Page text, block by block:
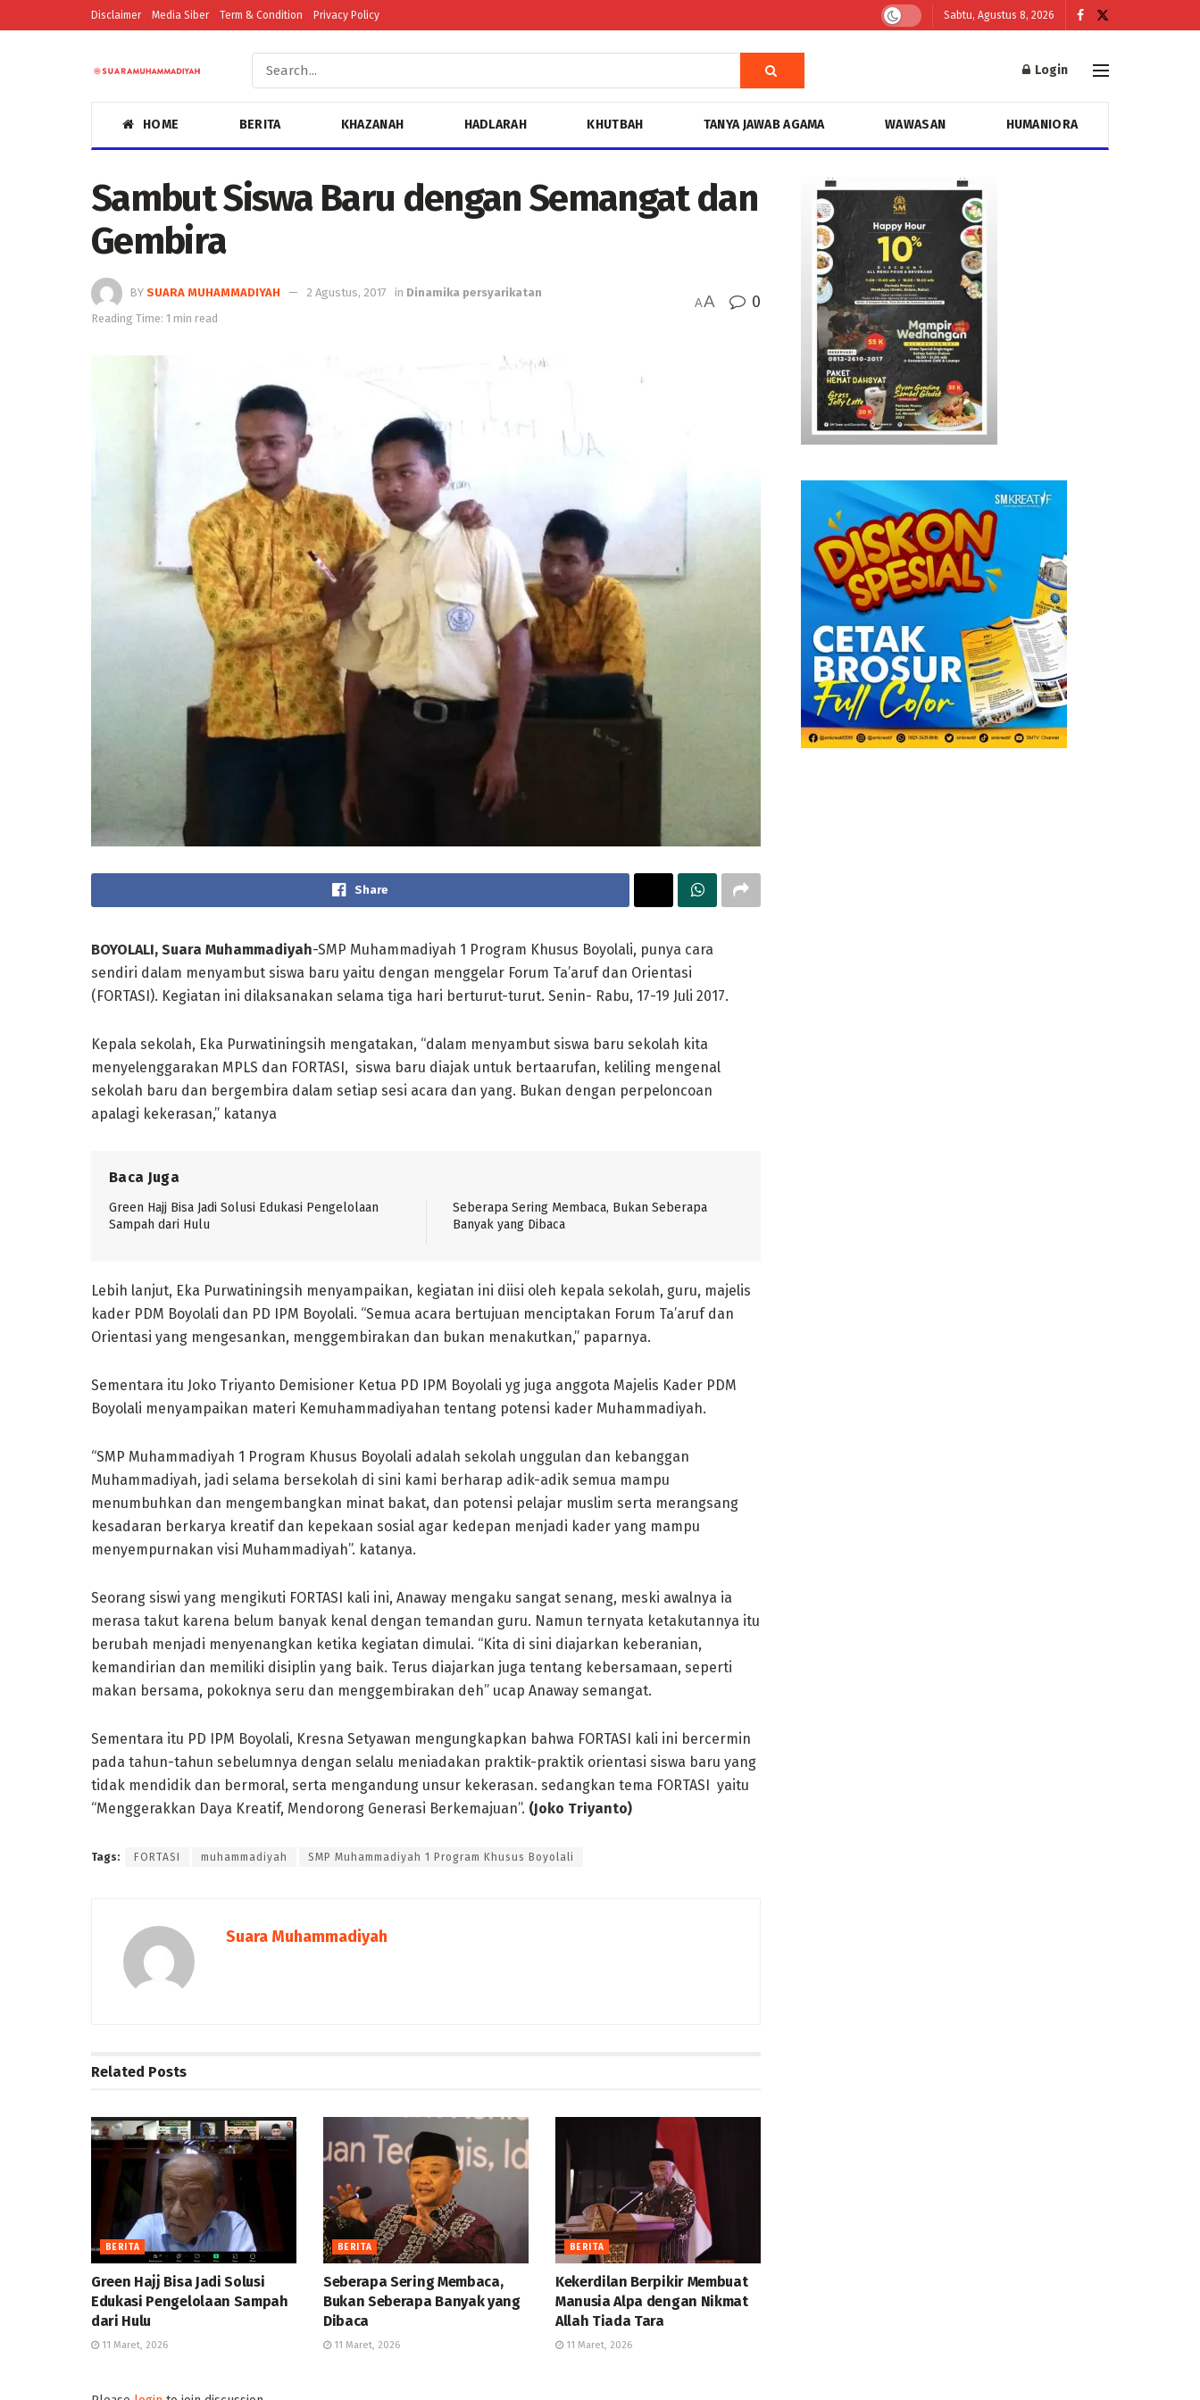
Disclaimer Media Siber Term & Condition Privacy Policy Sabtu, Agustus 8, 2026
Login
HOME BERITA KHAZANAH HADLARAH KHUTBAH TANYA JAWAB AGAMA WAWASAN HUMANIORA
Sambut Siswa Baru dengan Semangat dan
Gembira
BY SUARA MUHAMMADIYAH 2 Agustus, 2017 in Dinamika persyarikatan
Reading Time: 1 min read
AA 0
Share
BOYOLALI, Suara Muhammadiyah-SMP Muhammadiyah 1 Program Khusus Boyolali, punya cara
sendiri dalam menyambut siswa baru yaitu dengan menggelar Forum Ta’aruf dan Orientasi
(FORTASI). Kegiatan ini dilaksanakan selama tiga hari berturut-turut. Senin- Rabu, 17-19 Juli 2017.
Kepala sekolah, Eka Purwatiningsih mengatakan, “dalam menyambut siswa baru sekolah kita
menyelenggarakan MPLS dan FORTASI, siswa baru diajak untuk bertaarufan, keliling mengenal
sekolah baru dan bergembira dalam setiap sesi acara dan yang. Bukan dengan perpeloncoan
apalagi kekerasan,” katanya
Baca Juga
Green Hajj Bisa Jadi Solusi Edukasi Pengelolaan
Sampah dari Hulu
Seberapa Sering Membaca, Bukan Seberapa
Banyak yang Dibaca
Lebih lanjut, Eka Purwatiningsih menyampaikan, kegiatan ini diisi oleh kepala sekolah, guru, majelis
kader PDM Boyolali dan PD IPM Boyolali. “Semua acara bertujuan menciptakan Forum Ta’aruf dan
Orientasi yang mengesankan, menggembirakan dan bukan menakutkan,” paparnya.
Sementara itu Joko Triyanto Demisioner Ketua PD IPM Boyolali yg juga anggota Majelis Kader PDM
Boyolali menyampaikan materi Kemuhammadiyahan tentang potensi kader Muhammadiyah.
“SMP Muhammadiyah 1 Program Khusus Boyolali adalah sekolah unggulan dan kebanggan
Muhammadiyah, jadi selama bersekolah di sini kami berharap adik-adik semua mampu
menumbuhkan dan mengembangkan minat bakat, dan potensi pelajar muslim serta merangsang
kesadaran berkarya kreatif dan kepekaan sosial agar kedepan menjadi kader yang mampu
menyempurnakan visi Muhammadiyah”. katanya.
Seorang siswi yang mengikuti FORTASI kali ini, Anaway mengaku sangat senang, meski awalnya ia
merasa takut karena belum banyak kenal dengan temandan guru. Namun ternyata ketakutannya itu
berubah menjadi menyenangkan ketika kegiatan dimulai. “Kita di sini diajarkan keberanian,
kemandirian dan memiliki disiplin yang baik. Terus diajarkan juga tentang kebersamaan, seperti
makan bersama, pokoknya seru dan menggembirakan deh” ucap Anaway semangat.
Sementara itu PD IPM Boyolali, Kresna Setyawan mengungkapkan bahwa FORTASI kali ini bercermin
pada tahun-tahun sebelumnya dengan selalu meniadakan praktik-praktik orientasi siswa baru yang
tidak mendidik dan bermoral, serta mengandung unsur kekerasan. sedangkan tema FORTASI yaitu
“Menggerakkan Daya Kreatif, Mendorong Generasi Berkemajuan”. (Joko Triyanto)
Tags: FORTASI muhammadiyah SMP Muhammadiyah 1 Program Khusus Boyolali
Suara Muhammadiyah
Related Posts
BERITA
Green Hajj Bisa Jadi Solusi
Edukasi Pengelolaan Sampah
dari Hulu
11 Maret, 2026
BERITA
Seberapa Sering Membaca,
Bukan Seberapa Banyak yang
Dibaca
11 Maret, 2026
BERITA
Kekerdilan Berpikir Membuat
Manusia Alpa dengan Nikmat
Allah Tiada Tara
11 Maret, 2026